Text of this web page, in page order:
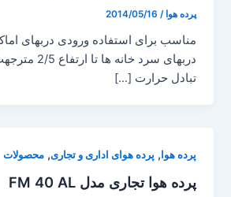
پرده هوا/
2014/05/16
مناسب برای استفاده ورودی دربهای
دربهای سرد خانه
تبادل حرارت […]
پرده هوا , پرده هوای اداری و تجاری,محصولات
پرده هوا تجاری مدل FM 40 AL